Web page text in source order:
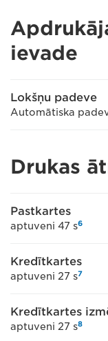
ievade
Lokšņu padeve
Automātiska
Drukas
Pastkartes
aptuveni 47 s6
Kredītkartes
aptuveni 27 s7
Kredītkartes
aptuveni 27 s8